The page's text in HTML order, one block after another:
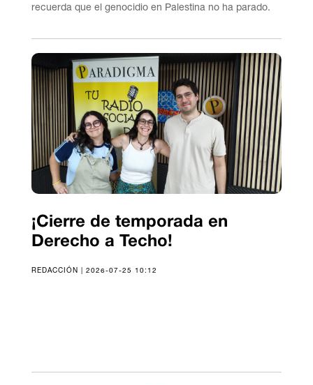
recuerda que el genocidio en Palestina no ha parado.
¡Cierre de temporada en
Derecho a Techo!
REDACCIÓN | 2026-07-25 10:12